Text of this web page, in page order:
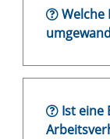
Welche
Ist eine